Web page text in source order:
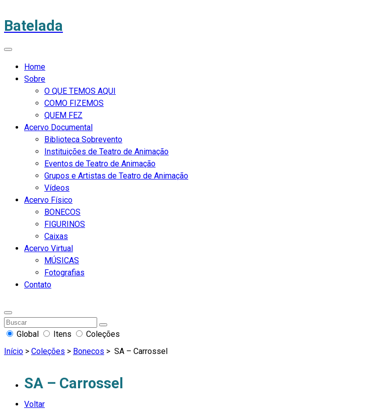
Batelada
Home
Sobre
O QUE TEMOS AQUI
COMO FIZEMOS
QUEM FEZ
Acervo Documental
Biblioteca Sobrevento
Instituições de Teatro de Animação
Eventos de Teatro de Animação
Grupos e Artistas de Teatro de Animação
Vídeos
Acervo Físico
BONECOS
FIGURINOS
Caixas
Acervo Virtual
MÚSICAS
Fotografias
Contato
Global Itens
Coleções
Início > Coleções > Bonecos > SA – Carrossel
SA – Carrossel
Voltar